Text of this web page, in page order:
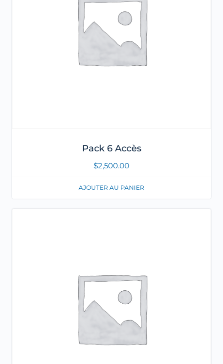
Pack 6 Accès
$2,500.00
AJOUTER AU PANIER